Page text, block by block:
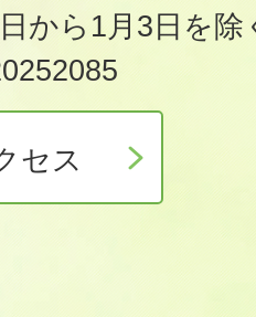
から1月3日を除
セス